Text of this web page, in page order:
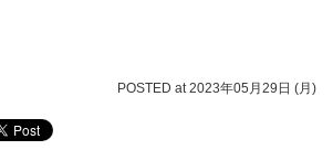
POSTED at 2023年05月29日 (月)